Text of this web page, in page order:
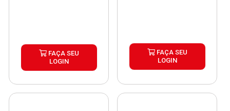
FAÇA SEU
LOGIN
FAÇA SEU
LOGIN